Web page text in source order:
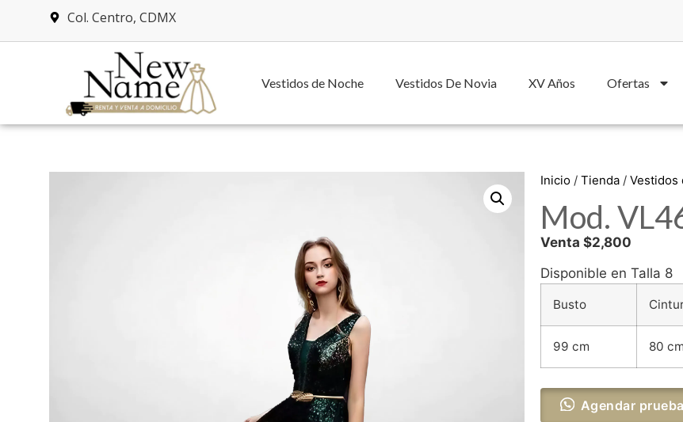
Col. Centro, CDMX
Vestidos de Noche Vestidos De Novia XV Años Ofertas
Inicio / Tienda / Vestidos
Mod.
Venta $2,800
Disponible en Talla 8
Busto
99 cm 80 cm
Agendar